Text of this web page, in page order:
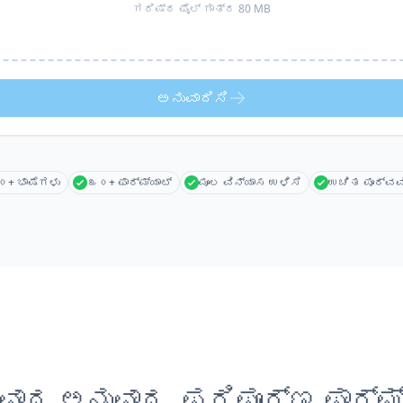
ಗರಿಷ್ಠ ಫೈಲ್ ಗಾತ್ರ 80 MB
ಅನುವಾದಿಸಿ
ಭಾಷೆಗಳು ೩೦+ ಫಾರ್ಮ್ಯಾಟ್ ಮೂಲ ವಿನ್ಯಾಸ ಉಳಿಸಿ ಉಚಿತ